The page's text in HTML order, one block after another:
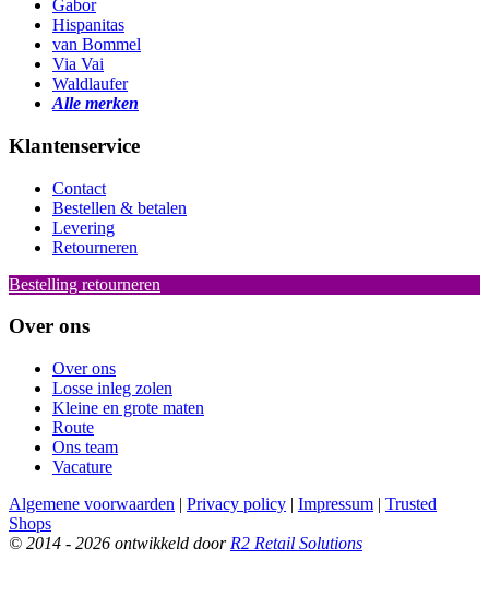
Gabor
Hispanitas
van Bommel
Via Vai
Waldlaufer
Alle merken
Klantenservice
Contact
Bestellen & betalen
Levering
Retourneren
Bestelling retourneren
Over ons
Over ons
Losse inleg zolen
Kleine en grote maten
Route
Ons team
Vacature
Algemene voorwaarden | Privacy policy | Impressum | Trusted
Shops
© 2014 - 2026 ontwikkeld door R2 Retail Solutions